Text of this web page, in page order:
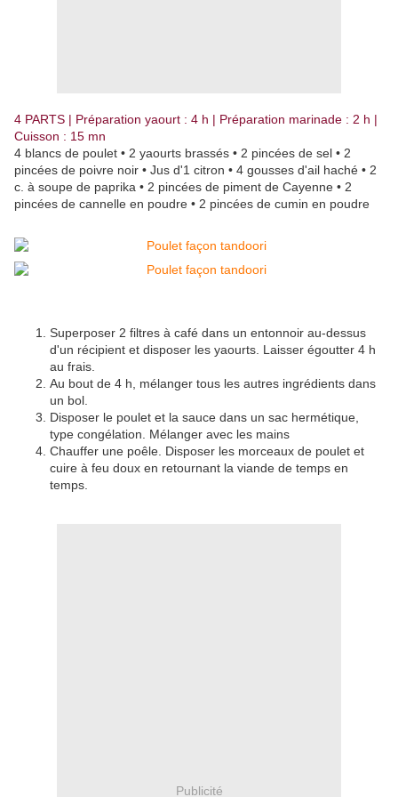
4 PARTS | Préparation yaourt : 4 h | Préparation marinade : 2 h |
Cuisson : 15 mn
4 blancs de poulet • 2 yaourts brassés • 2 pincées de sel • 2
pincées de poivre noir • Jus d'1 citron • 4 gousses d'ail haché • 2
c. à soupe de paprika • 2 pincées de piment de Cayenne • 2
pincées de cannelle en poudre • 2 pincées de cumin en poudre
Superposer 2 filtres à café dans un entonnoir au-dessus
d'un récipient et disposer les yaourts. Laisser égoutter 4 h
au frais.
Au bout de 4 h, mélanger tous les autres ingrédients dans
un bol.
Disposer le poulet et la sauce dans un sac hermétique,
type congélation. Mélanger avec les mains
Chauffer une poêle. Disposer les morceaux de poulet et
cuire à feu doux en retournant la viande de temps en
temps.
Publicité